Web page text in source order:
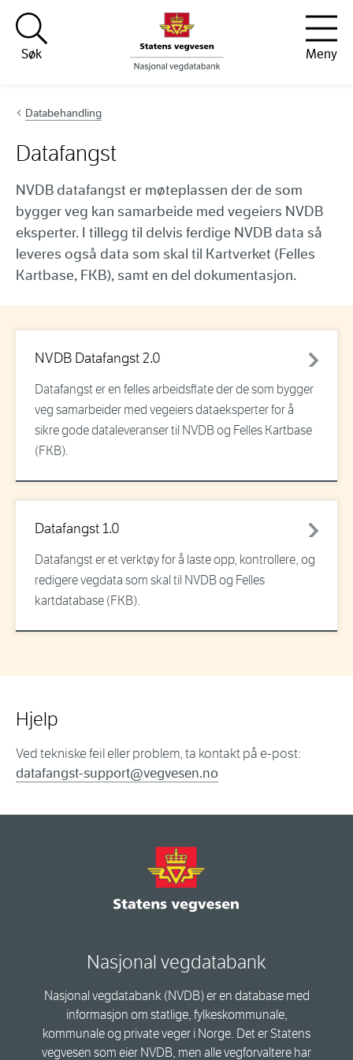
Hopp til innhold
Søk
Meny
Databehandling
Datafangst
NVDB datafangst er møteplassen der de som
bygger veg kan samarbeide med vegeiers NVDB
eksperter. I tillegg til delvis ferdige NVDB data så
leveres også data som skal til Kartverket (Felles
Kartbase, FKB), samt en del dokumentasjon.
NVDB Datafangst 2.0
Datafangst er en felles arbeidsflate der de som bygger
veg samarbeider med vegeiers dataeksperter for å
sikre gode dataleveranser til NVDB og Felles Kartbase
(FKB).
Datafangst 1.0
Datafangst er et verktøy for å laste opp, kontrollere, og
redigere vegdata som skal til NVDB og Felles
kartdatabase (FKB).
Hjelp
Ved tekniske feil eller problem, ta kontakt på e-post:
datafangst-support@vegvesen.no
Nasjonal vegdatabank
Nasjonal vegdatabank (NVDB) er en database med
informasjon om statlige, fylkeskommunale,
kommunale og private veger i Norge. Det er Statens
vegvesen som eier NVDB, men alle vegforvaltere har